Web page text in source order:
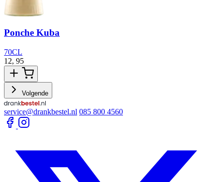
Ponche Kuba
70CL
12, 95
Volgende
service@drankbestel.nl 085 800 4560